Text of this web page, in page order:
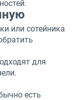
или сотейника
для
есть